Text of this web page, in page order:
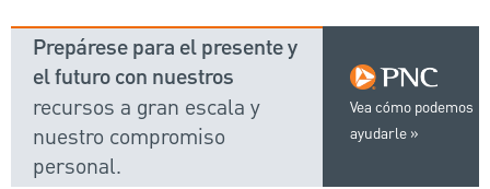
Vea cómo podemos
ayudarle
Prepárese para el presente y
el futuro con nuestros
recursos a gran escala y
nuestro compromiso
personal.